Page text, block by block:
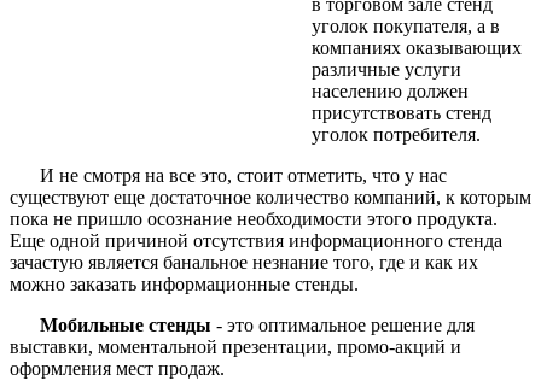
в торговом зале стенд
уголок покупателя, а в
компаниях оказывающих
различные услуги
населению должен
присутствовать стенд
уголок потребителя.
И не смотря на все это, стоит отметить, что у нас
существуют еще достаточное количество компаний, к которым
пока не пришло осознание необходимости этого продукта.
Еще одной причиной отсутствия информационного стенда
зачастую является банальное незнание того, где и как их
можно заказать информационные стенды.
Мобильные стенды - это оптимальное решение для
выставки, моментальной презентации, промо-акций и
оформления мест продаж.